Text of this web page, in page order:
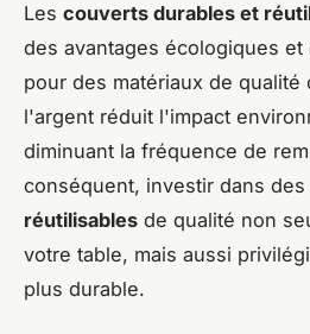
Les couverts durables et
des avantages écologiques
pour des matériaux de qualité
l'argent réduit l'impact
diminuant la fréquence de
conséquent, investir dans des
réutilisables de qualité non
votre table, mais aussi
plus durable.